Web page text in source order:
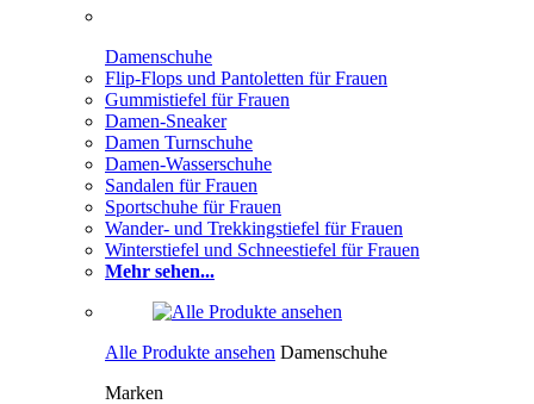
Damenschuhe
Flip-Flops und Pantoletten für Frauen
Gummistiefel für Frauen
Damen-Sneaker
Damen Turnschuhe
Damen-Wasserschuhe
Sandalen für Frauen
Sportschuhe für Frauen
Wander- und Trekkingstiefel für Frauen
Winterstiefel und Schneestiefel für Frauen
Mehr sehen...
Alle Produkte ansehen Damenschuhe
Marken